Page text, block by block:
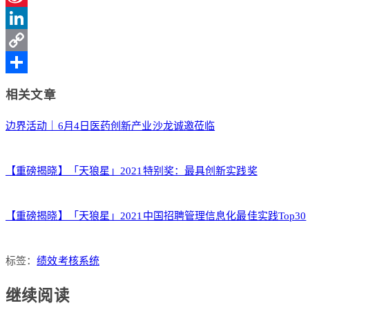
Sina
Weibo
LinkedIn
Copy
相关文章
边界活动｜6月4日医药创新产业沙龙诚邀莅临
【重磅揭晓】「天狼星」2021特别奖：最具创新实践奖
【重磅揭晓】「天狼星」2021中国招聘管理信息化最佳实践Top30
标签：绩效考核系统
继续阅读